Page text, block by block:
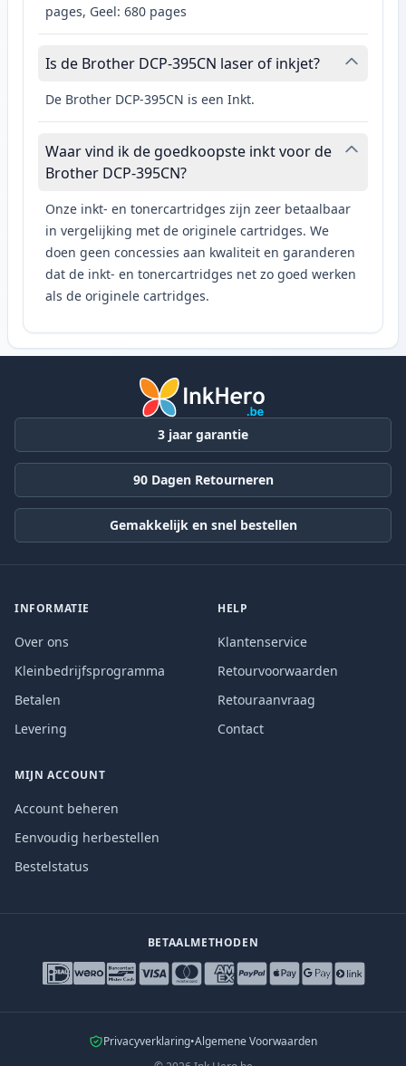
pages, Geel: 680 pages
Is de Brother DCP-395CN laser of inkjet?
De Brother DCP-395CN is een Inkt.
Waar vind ik de goedkoopste inkt voor de
Brother DCP-395CN?
Onze inkt- en tonercartridges zijn zeer betaalbaar
in vergelijking met de originele cartridges. We
doen geen concessies aan kwaliteit en garanderen
dat de inkt- en tonercartridges net zo goed werken
als de originele cartridges.
3 jaar garantie
90 Dagen Retourneren
Gemakkelijk en snel bestellen
INFORMATIE
Over ons
Kleinbedrijfsprogramma
Betalen
Levering
HELP
Klantenservice
Retourvoorwaarden
Retouraanvraag
Contact
MIJN ACCOUNT
Account beheren
Eenvoudig herbestellen
Bestelstatus
BETAALMETHODEN
Privacyverklaring•Algemene Voorwaarden